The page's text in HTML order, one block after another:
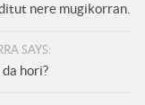
nere mugikorran.
SAYS:
hori?